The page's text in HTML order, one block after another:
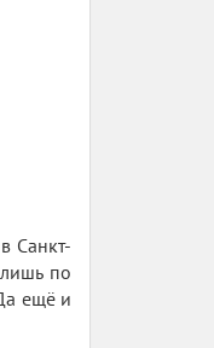
Санкт-
по
ещё и